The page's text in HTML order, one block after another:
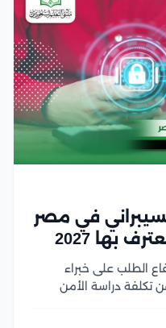
في مصر
بها 2027
الطلب على خبراء
تكلفة دراسة الأمن